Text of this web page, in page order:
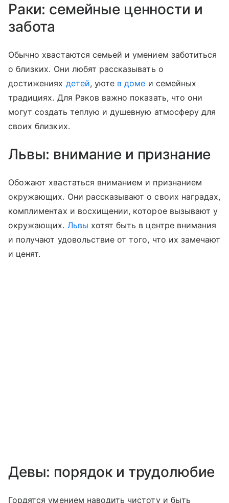
Раки: семейные ценности и
забота
Обычно хвастаются семьей и умением заботиться
о близких. Они любят рассказывать о
достижениях детей, уюте в доме и семейных
традициях. Для Раков важно показать, что они
могут создать теплую и душевную атмосферу для
своих близких.
Львы: внимание и признание
Обожают хвастаться вниманием и признанием
окружающих. Они рассказывают о своих наградах,
комплиментах и восхищении, которое вызывают у
окружающих. Львы хотят быть в центре внимания
и получают удовольствие от того, что их замечают
и ценят.
Девы: порядок и трудолюбие
Гордятся умением наводить чистоту и быть